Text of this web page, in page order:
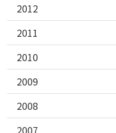
2012
2011
2010
2009
2008
2007